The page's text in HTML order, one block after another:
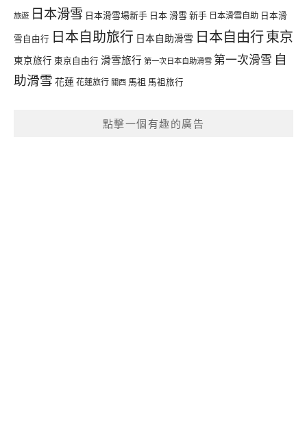
旅遊 日本滑雪 日本滑雪場新手 日本 滑雪 新手 日本滑雪自助 日本滑
雪自由行 日本自助旅行 日本自助滑雪 日本自由行東京
東京旅行 東京自由行 滑雪旅行 第一次日本自助滑雪 第一次滑雪 自
助滑雪 花蓮花蓮旅行 關西 馬祖 馬祖旅行
點擊一個有趣的廣告